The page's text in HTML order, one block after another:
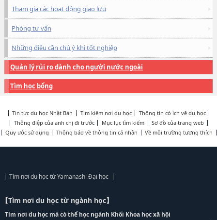
Tham gia các hoạt động giao lưu
Phòng tư vấn
Những điều cần chú ý khi tốt nghiệp
Quản lý rủi ro dành cho người nước ngoài
Tìm học bổng
Tin tức du học Nhật Bản Tìm kiếm nơi du học
Thông tin có ích về du học
Thông điệp của anh chị đi trước
Mục lục tìm kiếm
Sơ đồ của trang web
Quy ước sử dụng
Thông báo về thông tin cá nhân Về môi trường tương thích
Tìm nơi du học từ Yamanashi Đại học
【Tìm nơi du học từ ngành học】
Tìm nơi du học mà có thể học ngành Khối Khoa học xã hội